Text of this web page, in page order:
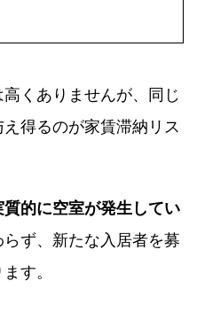
くありませんが、同じ
得るのが家賃滞納リス
的に空室が発生してい
ず、新たな入居者を募
す。